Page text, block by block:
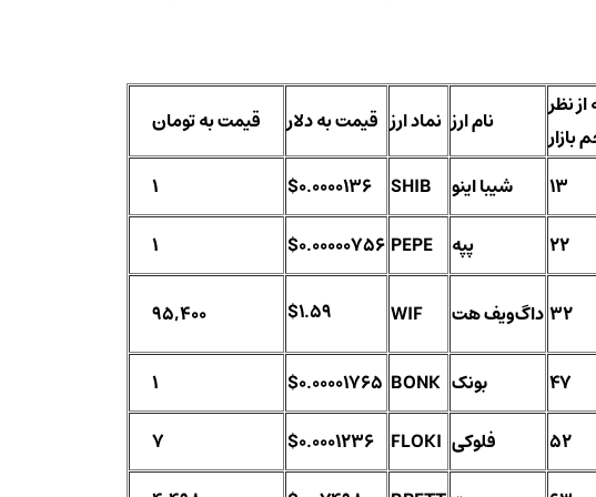
قیمت به تومان قیمت به دلار نماد ارز نام ارز
از نظر
بازار
1
$0.0000136 SHIB شیبا اینو
13
1
$0.00000756 PEPE پپه 22
95,400 $1.59 WIF داگ‌ویف هت32
1 $0.00001765 BONK بونک
47
7
$0.0001236 FLOKI فلوکی
52